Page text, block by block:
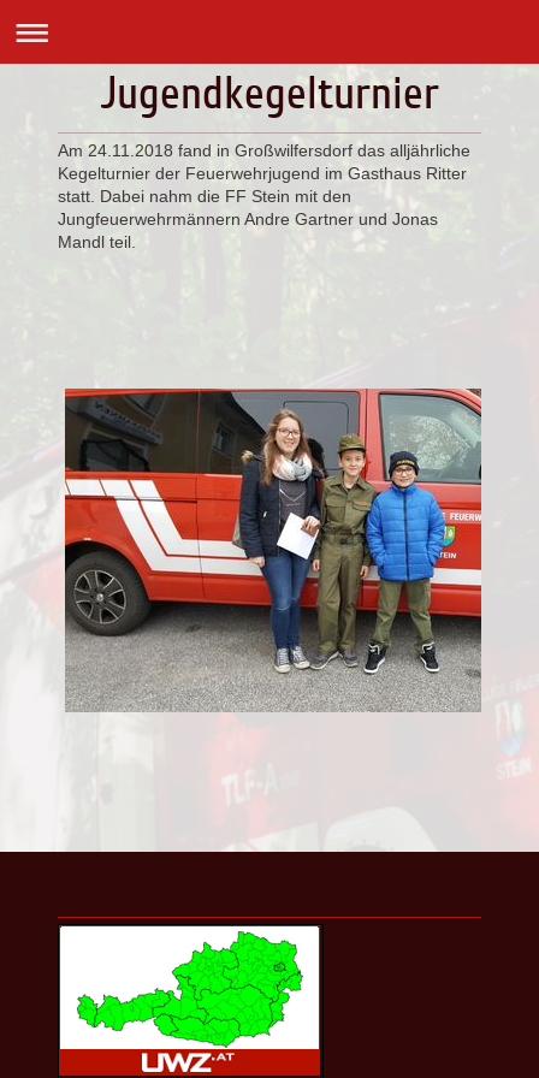
Jugendkegelturnier
Am 24.11.2018 fand in Großwilfersdorf das alljährliche
Kegelturnier der Feuerwehrjugend im Gasthaus Ritter
statt. Dabei nahm die FF Stein mit den
Jungfeuerwehrmännern Andre Gartner und Jonas
Mandl teil.